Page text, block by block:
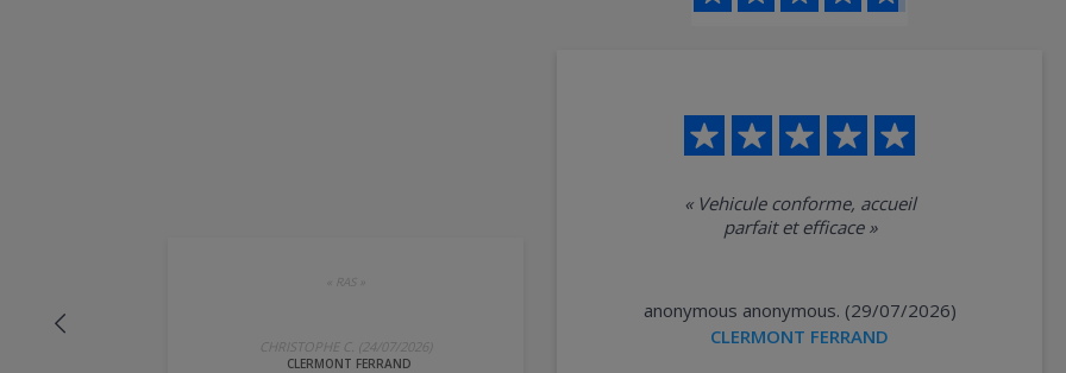
RAS
CHRISTOPHE C. (24/07/2026)
CLERMONT FERRAND
« Vehicule conforme, accueil
parfait et efficace»
anonymous anonymous. (29/07/2026)
CLERMONT FERRAND